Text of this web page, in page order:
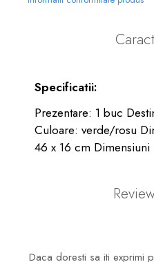
Specificatii:
Prezentare: 1 buc
Culoare: verde/rosu
46 x 16 cm Dimensiuni
Daca doresti sa iti exprimi